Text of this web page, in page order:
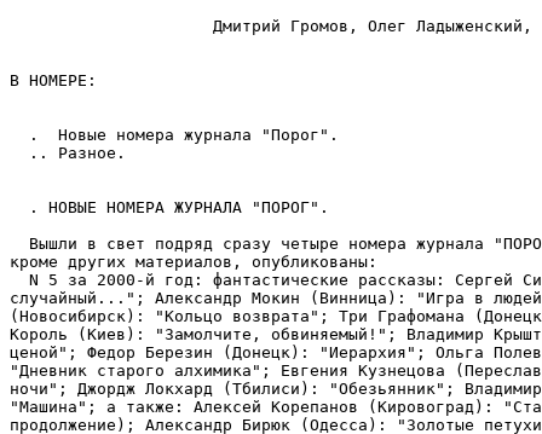
Дмитрий Громов, Олег Ладыженский,
В HОМЕРЕ:
  .  Новые номера журнала "Порог".
  .. Разное.
  . НОВЫЕ НОМЕРА ЖУРНАЛА "ПОРОГ".
Вышли в свет подряд сразу четыре номера журнала
кроме других материалов, опубликованы:
N 5 за 2000-й год: фантастические рассказы: Сергей
случайный..."; Александр Мокин (Винница): "Игра в
(Новосибирск): "Кольцо возврата"; Три Графомана
Король (Киев): "Замолчите, обвиняемый!"; Владимир
ценой"; Федор Березин (Донецк): "Иерархия"; Ольга
"Дневник старого алхимика"; Евгения Кузнецова
ночи"; Джордж Локхард (Тбилиси): "Обезьянник";
"Машина"; а также: Алексей Корепанов (Кировоград):
продолжение); Александр Бирюк (Одесса): "Золотые